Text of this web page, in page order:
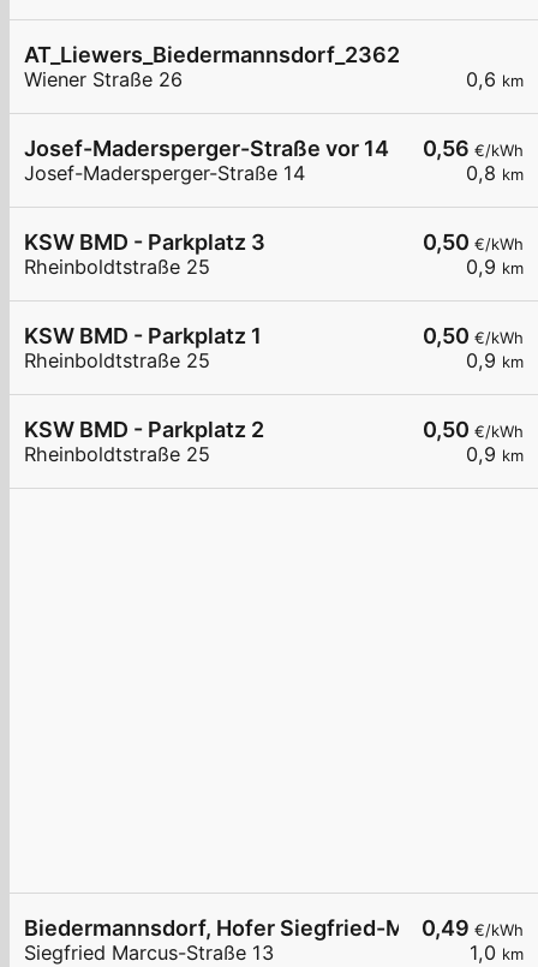
0,6 km
Wiener Straße 26
0,56 €/kWh
0,8 km
Josef-Madersperger-Straße vor 14
Josef-Madersperger-Straße 14
0,50 €/kWh
0,9 km
KSW BMD - Parkplatz 3
Rheinboldtstraße 25
0,50 €/kWh
0,9 km
KSW BMD - Parkplatz 1
Rheinboldtstraße 25
0,50 €/kWh
0,9 km
KSW BMD - Parkplatz 2
Rheinboldtstraße 25
0,49 €/kWh
1,0 km
Biedermannsdorf, Hofer Siegfried-Marcus-
Siegfried Marcus-Straße 13